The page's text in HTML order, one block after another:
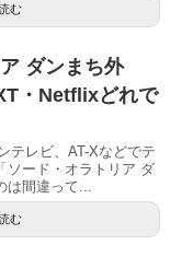
む
ダンまち外
・Netflixどれで
テレビ、AT-Xなどでテ
ソード・オラトリア ダ
間違って...
む